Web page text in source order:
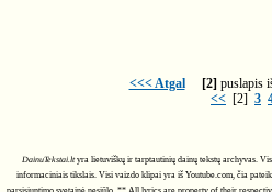
<<< Atgal [2] puslapis
<< [2] 3
DainuTekstai.ltyra lietuviškų ir tarptautinių dainų tekstų archyvas.
informaciniais tikslais. Visi vaizdo klipai yra iš Youtube.com, čia